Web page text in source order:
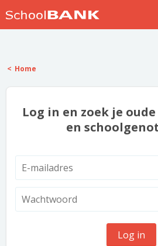
Help
Home
Log in en zoek je
en
Log in